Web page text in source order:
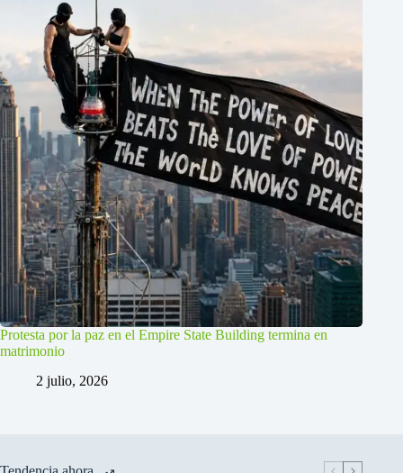
Protesta por la paz en el Empire State Building termina en
matrimonio
2 julio, 2026